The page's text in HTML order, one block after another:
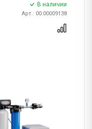
В наличии
Арт.: 00.00009138